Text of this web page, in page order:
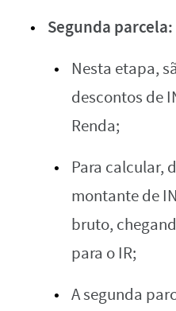
Segunda parcela:
Nesta etapa,
descontos de
Renda;
Para calcular,
montante de
bruto,
para o IR;
A segunda